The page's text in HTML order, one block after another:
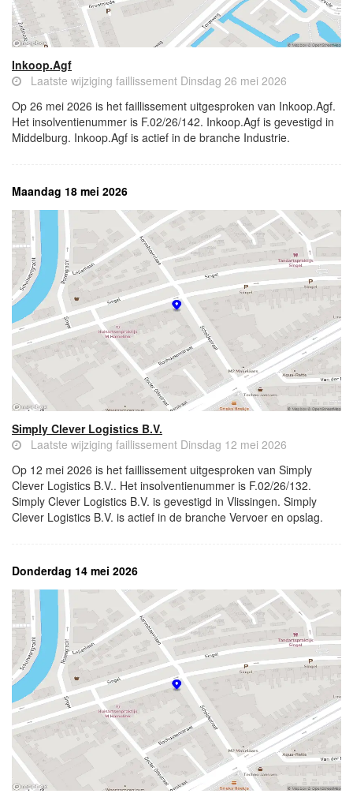
Inkoop.Agf
Laatste wijziging faillissement Dinsdag 26 mei 2026
Op 26 mei 2026 is het faillissement uitgesproken van Inkoop.Agf.
Het insolventienummer is F.02/26/142. Inkoop.Agf is gevestigd in
Middelburg. Inkoop.Agf is actief in de branche Industrie.
Maandag 18 mei 2026
Simply Clever Logistics B.V.
Laatste wijziging faillissement Dinsdag 12 mei 2026
Op 12 mei 2026 is het faillissement uitgesproken van Simply
Clever Logistics B.V.. Het insolventienummer is F.02/26/132.
Simply Clever Logistics B.V. is gevestigd in Vlissingen. Simply
Clever Logistics B.V. is actief in de branche Vervoer en opslag.
Donderdag 14 mei 2026